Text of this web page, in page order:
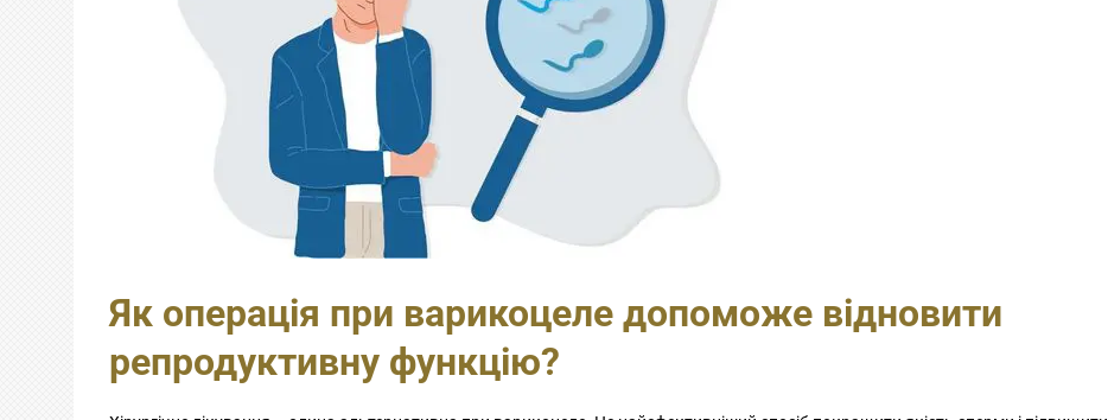
Як операція при варикоцеле допоможе відновити
репродуктивну функцію?